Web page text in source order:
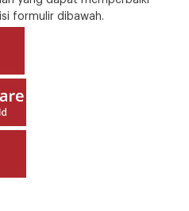
formulir dibawah.